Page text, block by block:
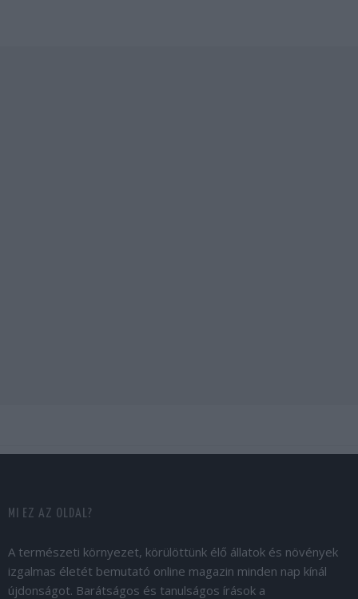
MI EZ AZ OLDAL?
A természeti környezet, körülöttünk élő állatok és növények
izgalmas életét bemutató online magazin minden nap kínál
újdonságot. Barátságos és tanulságos írások a